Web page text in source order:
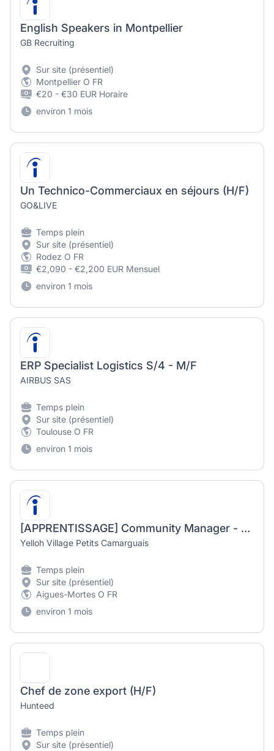
English Speakers in Montpellier
GB Recruiting
Sur site (présentiel)
Montpellier O FR
€20 - €30 EUR Horaire
environ 1 mois
Un Technico-Commerciaux en séjours (H/F)
GO&LIVE
Temps plein
Sur site (présentiel)
Rodez O FR
€2,090 - €2,200 EUR Mensuel
environ 1 mois
ERP Specialist Logistics S/4 - M/F
AIRBUS SAS
Temps plein
Sur site (présentiel)
Toulouse O FR
environ 1 mois
[APPRENTISSAGE] Community Manager - Poste en Alternance (H/F)
Yelloh Village Petits Camarguais
Temps plein
Sur site (présentiel)
Aigues-Mortes O FR
environ 1 mois
Chef de zone export (H/F)
Hunteed
Temps plein
Sur site (présentiel)